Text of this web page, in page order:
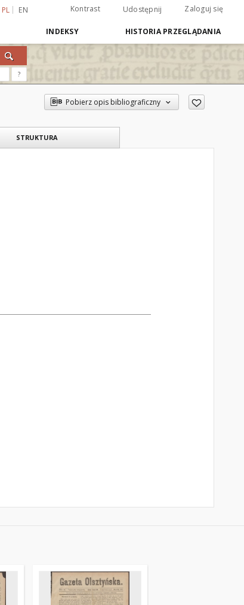
PL EN Kontrast Udostępnij Zaloguj się
INDEKSY HISTORIA PRZEGLĄDANIA
?
Pobierz opis bibliograficzny
STRUKTURA